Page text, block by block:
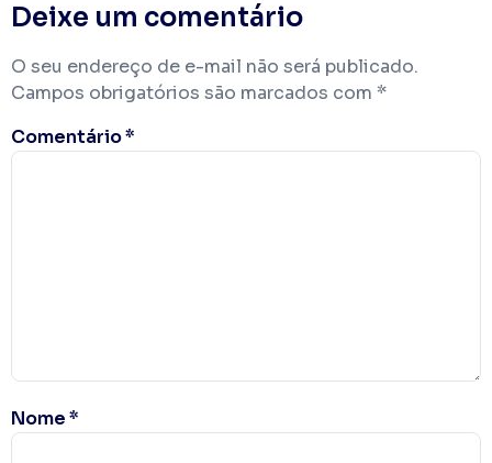
Deixe um comentário
O seu endereço de e-mail não será publicado.
Campos obrigatórios são marcados com *
Comentário*
Nome*